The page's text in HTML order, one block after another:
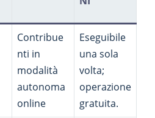
Contribue
nti in
modalità
autonoma
online
Eseguibile
una sola
volta;
operazione
gratuita.